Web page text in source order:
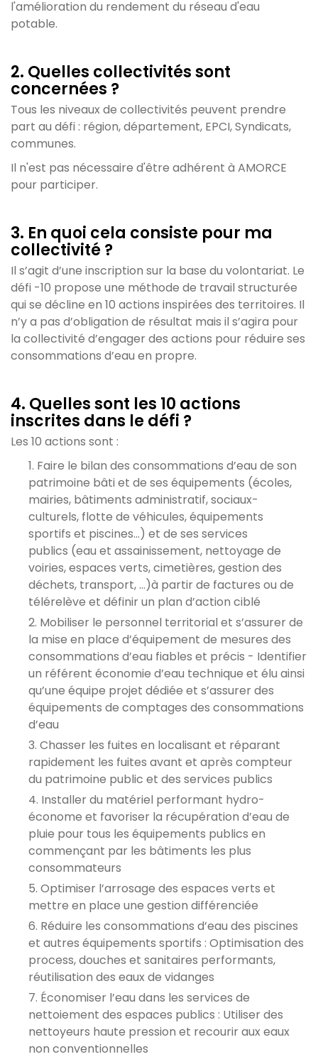
l'amélioration du rendement du réseau d'eau
potable.
2. Quelles collectivités sont
concernées ?
Tous les niveaux de collectivités peuvent prendre
part au défi : région, département, EPCI, Syndicats,
communes.
Il n'est pas nécessaire d'être adhérent à AMORCE
pour participer.
3. En quoi cela consiste pour ma
collectivité ?
Il s’agit d’une inscription sur la base du volontariat. Le
défi -10 propose une méthode de travail structurée
qui se décline en 10 actions inspirées des territoires. Il
n’y a pas d’obligation de résultat mais il s’agira pour
la collectivité d’engager des actions pour réduire ses
consommations d’eau en propre.
4. Quelles sont les 10 actions
inscrites dans le défi ?
Les 10 actions sont :
Faire le bilan des consommations d’eau de son
patrimoine bâti et de ses équipements (écoles,
mairies, bâtiments administratif, sociaux-
culturels, flotte de véhicules, équipements
sportifs et piscines...) et de ses services
publics (eau et assainissement, nettoyage de
voiries, espaces verts, cimetières, gestion des
déchets, transport, …)à partir de factures ou de
télérelève et définir un plan d’action ciblé
Mobiliser le personnel territorial et s’assurer de
la mise en place d’équipement de mesures des
consommations d’eau fiables et précis - Identifier
un référent économie d’eau technique et élu ainsi
qu’une équipe projet dédiée et s’assurer des
équipements de comptages des consommations
d’eau
Chasser les fuites en localisant et réparant
rapidement les fuites avant et après compteur
du patrimoine public et des services publics
Installer du matériel performant hydro-
économe et favoriser la récupération d’eau de
pluie pour tous les équipements publics en
commençant par les bâtiments les plus
consommateurs
Optimiser l’arrosage des espaces verts et
mettre en place une gestion différenciée
Réduire les consommations d’eau des piscines
et autres équipements sportifs : Optimisation des
process, douches et sanitaires performants,
réutilisation des eaux de vidanges
Économiser l’eau dans les services de
nettoiement des espaces publics : Utiliser des
nettoyeurs haute pression et recourir aux eaux
non conventionnelles